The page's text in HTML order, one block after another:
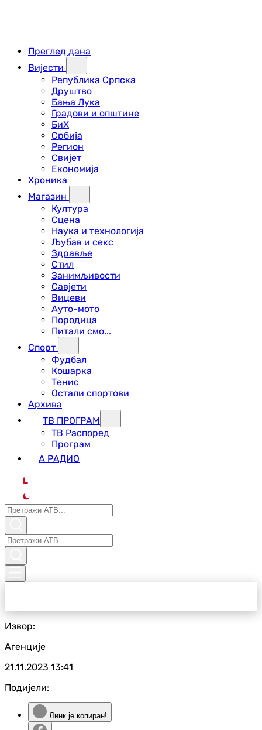
Преглед дана
Вијести
Република Српска
Друштво
Бања Лука
Градови и општине
БиХ
Србија
Регион
Свијет
Економија
Хроника
Магазин
Култура
Сцена
Наука и технологија
Љубав и секс
Здравље
Стил
Занимљивости
Савјети
Вицеви
Ауто-мото
Породица
Питали смо...
Спорт
Фудбал
Кошарка
Тенис
Остали спортови
Архива
ТВ ПРОГРАМ
ТВ Распоред
Програм
А РАДИО
L
Извор:
Агенције
21.11.2023 13:41
Подијели:
Линк је копиран!